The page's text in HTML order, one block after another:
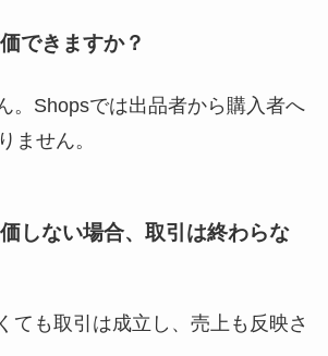
できますか？
。Shopsでは出品者から購入者へ
ません。
しない場合、取引は終わらな
ても取引は成立し、売上も反映さ